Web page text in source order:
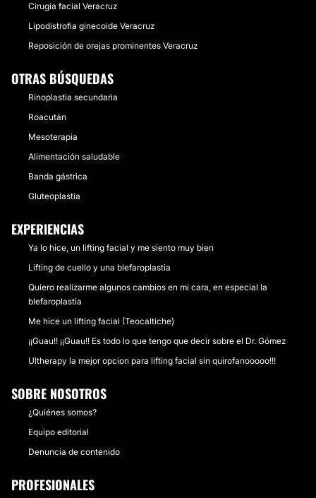
Cirugía facial Veracruz
Lipodistrofia ginecoide Veracruz
Reposición de orejas prominentes Veracruz
OTRAS BÚSQUEDAS
Rinoplastia secundaria
Roacután
Mesoterapia
Alimentación saludable
Banda gástrica
Gluteoplastia
EXPERIENCIAS
Ya lo hice, un lifting facial y me siento muy bien
Lifting de cuello y una blefaroplastia
Quiero realizarme algunos cambios en mi cara, en especial la
blefaroplastia
Me hice un lifting facial (Teocaltiche)
¡¡Guau!! ¡¡Guau!! Es todo lo que tengo que decir sobre el Dr. Gómez
Ultherapy la mejor opcion para lifting facial sin quirofanooooo!!!
SOBRE NOSOTROS
¿Quiénes somos?
Equipo editorial
Denuncia de contenido
PROFESIONALES